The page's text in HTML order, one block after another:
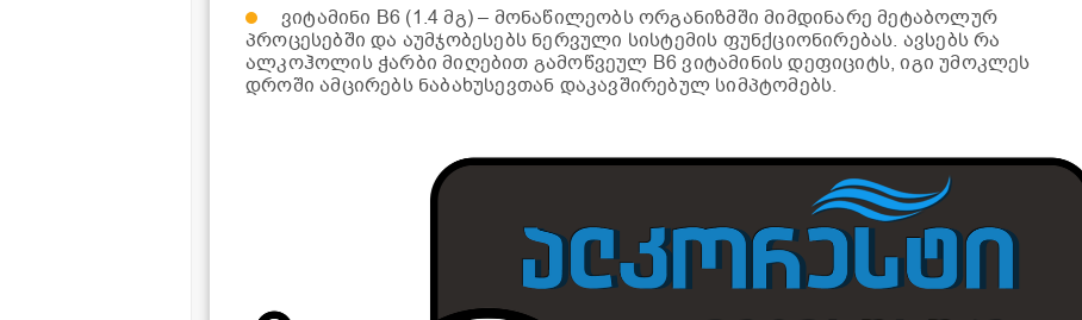
ვიტამინი B6 (1.4 მგ) – მონაწილეობს ორგანიზმში მიმდინარე მეტაბოლურ
პროცესებში და აუმჯობესებს ნერვული სისტემის ფუნქციონირებას. ავსებს რა
ალკოჰოლის ჭარბი მიღებით გამოწვეულ B6 ვიტამინის დეფიციტს, იგი უმოკლეს
დროში ამცირებს ნაბახუსევთან დაკავშირებულ სიმპტომებს.